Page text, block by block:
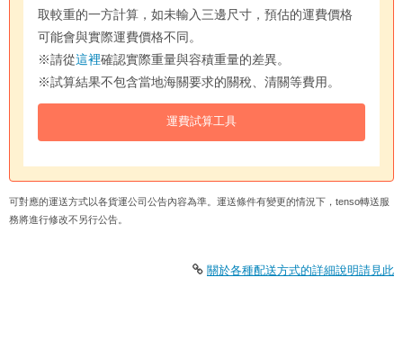
取較重的一方計算，如未輸入三邊尺寸，預估的運費價格
可能會與實際運費價格不同。
※請從這裡確認實際重量與容積重量的差異。
※試算結果不包含當地海關要求的關稅、清關等費用。
可對應的運送方式以各貨運公司公告內容為準。運送條件有變更的情況下，tenso轉送服
務將進行修改不另行公告。
關於各種配送方式的詳細說明請見此